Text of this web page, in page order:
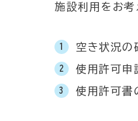
施設利用をお考
空き状況の
使用許可申
使用許可書